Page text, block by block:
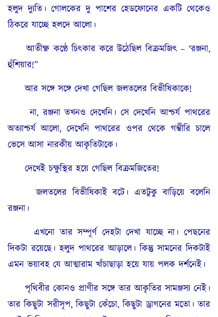
হলুদ দ্যুতি। গোলকের দু পাশের হেডফোনের একটি থেকেও
ঠিকরে যাচ্ছে হলদে আলো।
আতীক্ষ্ণ কণ্ঠে চিৎকার করে উঠেছিল বিক্ৰমজিৎ – ‘রঞ্জনা,
হুঁশিয়ার!”
আর সঙ্গে সঙ্গে দেখা গেছিল জলতলের বিভীষিকাকে!
না, রঞ্জনা তখনও দেখেনি। সে দেখেনি আশ্চর্য পাথরের
অত্যাশ্চর্য আলো, দেখেনি পাথরের ওপর থেকে গম্ভীরি চালে
ভেসে আসা নারকীয় আকৃতিটাকে।
দেখেই চক্ষুস্থির হয়ে গেছিল বিক্রমজিতের!
জলতলের বিভীষিকাই বটে। এতটুকু বাড়িয়ে বলেনি
রঞ্জনা।
এখনো তার সম্পূর্ণ দেহটা দেখা যাচ্ছে না। পেছনের
দিকটা রয়েছে। হলুদ পাথরের আড়ালে। কিন্তু সামনের দিকটাই
এমন ভয়াবহ যে আত্মারাম খাঁচাছাড়া হয়ে যায় পলক দর্শনেই।
পৃথিবীর কোনও প্রাণীর সঙ্গে তার আকৃতির সামঞ্জস্য নেই।
তার কিছুটা সরীসৃপ, কিছুটা কেঁচো, কিছুটা ড্রাগনের মতো। তার